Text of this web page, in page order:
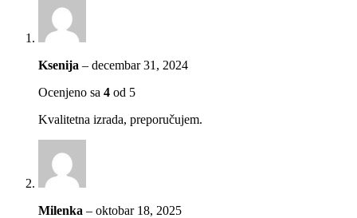
Ksenija – decembar 31, 2024
Ocenjeno sa 4 od 5
Kvalitetna izrada, preporučujem.
Milenka – oktobar 18, 2025